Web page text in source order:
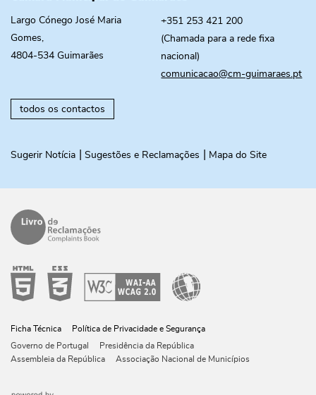
Largo Cónego José Maria
Gomes,
4804-534 Guimarães
+351 253 421 200
(Chamada para a rede fixa
nacional)
comunicacao@cm-guimaraes.pt
todos os contactos
Sugerir Notícia Sugestões e Reclamações Mapa do Site
Ficha Técnica
Política de Privacidade e Segurança
Governo de Portugal
Presidência da República
Assembleia da República
Associação Nacional de Municípios